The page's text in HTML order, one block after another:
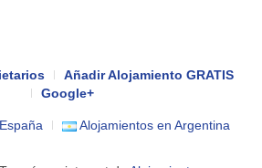
Añadir Alojamiento GRATIS
Google+
Alojamientos en Argentina